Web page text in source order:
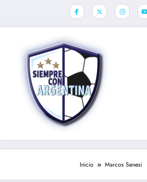
Inicio Marcos Senesi